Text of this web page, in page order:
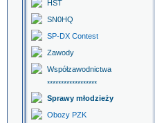
HST
SN0HQ
SP-DX Contest
Zawody
Współzawodnictwa
******************
Sprawy młodzieży
Obozy PZK